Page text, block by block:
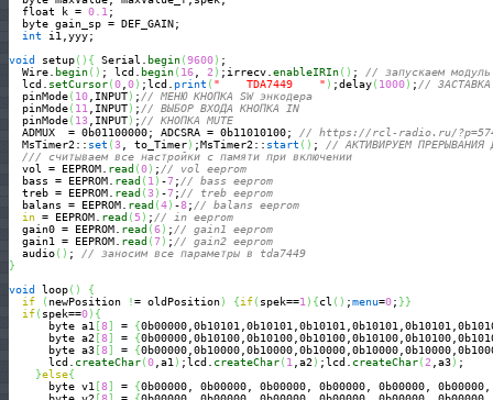
  float k =
0.1 ;
  byte gain_sp = DEF_GAIN;
int i1,yyy;
void setup( ) { Serial. begin(9600) ;
  Wire.
begin( ) ; lcd. begin( 16 2 ) ;irrecv. enableIRIn( ) ; // запускаем
  lcd.
setCursor(0 0) ;lcd. print ( "    TDA7449    " ) ;delay( 1000) ; // ЗАСТАВКА
  pinMode
( 10 ,INPUT) ; // МЕНЮ КНОПКА SW энкодера
  pinMode
( 11 ,INPUT) ; // ВЫБОР ВХОДА КНОПКА IN
  pinMode
( 13 ,INPUT) ; // КНОПКА MUTE
  ADMUX  = 0b01100000; ADCSRA = 0b11010100;
// https://rcl-radio.ru/
  MsTimer2::
set (3 , to_Timer) ;MsTimer2:: start ( ) ; // АКТИВИРУЕМ ПРЕРЫВАНИЯ
/// считываем все настройки с памяти при включении
  vol = EEPROM.
read (0) ; // vol eeprom
  bass = EEPROM.
read ( 1 ) -7; // bass eeprom
  treb = EEPROM.
read (3) -7; // treb eeprom
  balans = EEPROM.
read (4) -8; // balans eeprom
in = EEPROM. read ( 5) ; // in eeprom
  gain0 = EEPROM.
read (6) ; // gain1 eeprom
  gain1 = EEPROM.
read (7) ; // gain2 eeprom
  audio
( ) ; // заносим все параметры в tda7449
}
void loop( )
{
if
( newPosition != oldPosition) {if( spek==1 ) {cl ( ) ;menu=0; }}
if( spek==0) {
      byte a1
[8] = {
      byte a2
[8] = {
      byte a3
[8] = {
      lcd.
createChar(0 ,a1 ) ;lcd. createChar( 1 ,a2 ) ;lcd. createChar(2 ,a3) ;
}else{
      byte v1
[8] = {0b00000, 0b00000, 0b00000, 0b00000, 0b00000,